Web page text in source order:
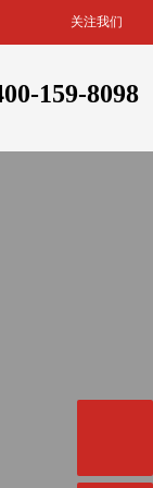
关注我们
159-8098